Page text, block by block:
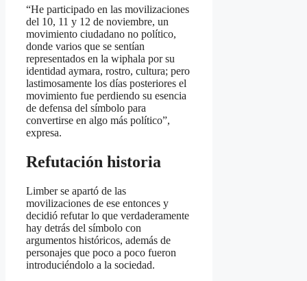
“He participado en las movilizaciones
del 10, 11 y 12 de noviembre, un
movimiento ciudadano no político,
donde varios que se sentían
representados en la wiphala por su
identidad aymara, rostro, cultura; pero
lastimosamente los días posteriores el
movimiento fue perdiendo su esencia
de defensa del símbolo para
convertirse en algo más político”,
expresa.
Refutación historia
Limber se apartó de las
movilizaciones de ese entonces y
decidió refutar lo que verdaderamente
hay detrás del símbolo con
argumentos históricos, además de
personajes que poco a poco fueron
introduciéndolo a la sociedad.